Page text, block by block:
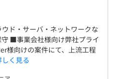
ド・サーバ・ネットワークな
■事業会社様向け弊社プライ
様向けの案件にて、上流工程
しく見る